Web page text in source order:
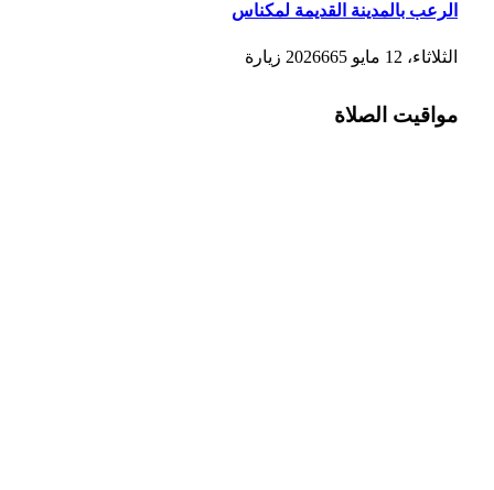
الرعب بالمدينة القديمة لمكناس
الثلاثاء، 12 مايو 2026 665 زيارة
مواقيت الصلاة